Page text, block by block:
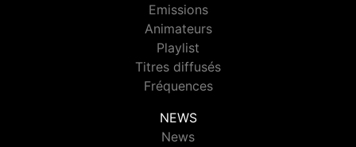
Emissions
Animateurs
Playlist
Titres diffusés
Fréquences
NEWS
News